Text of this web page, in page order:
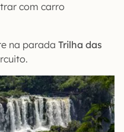
com carro
na parada Trilha das